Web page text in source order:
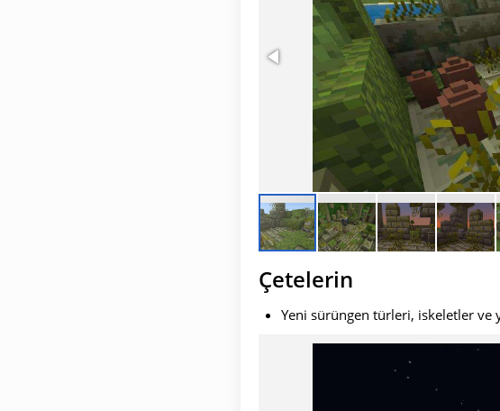
Çetelerin
Yeni sürüngen türleri, iskeletler ve